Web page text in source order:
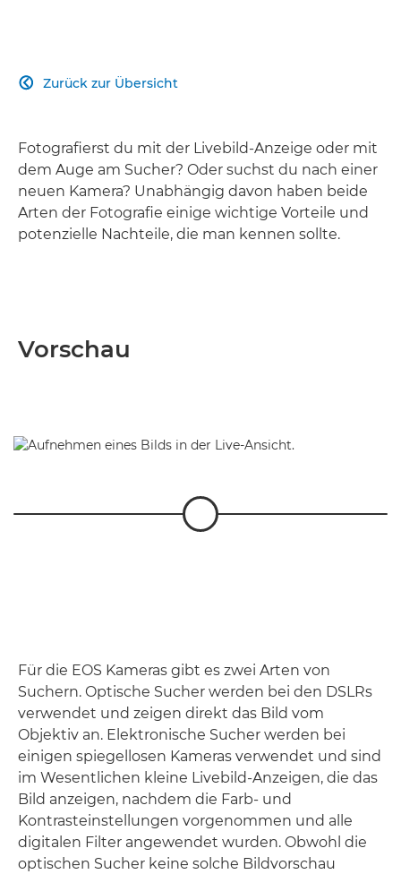
Zurück zur Übersicht

Fotografierst du mit der Livebild-Anzeige oder mit
dem Auge am Sucher? Oder suchst du nach einer
neuen Kamera? Unabhängig davon haben beide
Arten der Fotografie einige wichtige Vorteile und
potenzielle Nachteile, die man kennen sollte.
Vorschau
Für die EOS Kameras gibt es zwei Arten von
Suchern. Optische Sucher werden bei den DSLRs
verwendet und zeigen direkt das Bild vom
Objektiv an. Elektronische Sucher werden bei
einigen spiegellosen Kameras verwendet und sind
im Wesentlichen kleine Livebild-Anzeigen, die das
Bild anzeigen, nachdem die Farb- und
Kontrasteinstellungen vorgenommen und alle
digitalen Filter angewendet wurden. Obwohl die
optischen Sucher keine solche Bildvorschau